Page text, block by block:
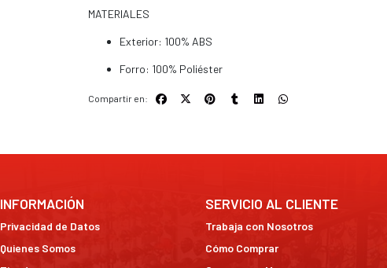
MATERIALES
Exterior: 100% ABS
Forro: 100% Poliéster
Compartir en:
INFORMACIÓN
Privacidad de Datos
Quienes Somos
SERVICIO AL CLIENTE
Trabaja con Nosotros
Cómo Comprar